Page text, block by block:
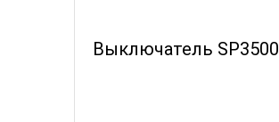
Выключатель SP3500